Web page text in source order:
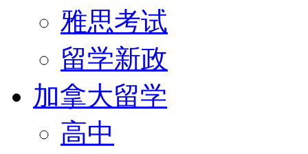
雅思考试
留学新政
加拿大留学
高中